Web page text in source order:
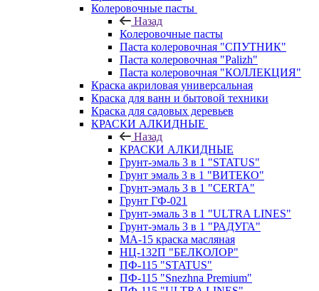
Колеровочные пасты
Назад
Колеровочные пасты
Паста колеровочная "СПУТНИК"
Паста колеровочная "Palizh"
Паста колеровочная "КОЛЛЕКЦИЯ"
Краска акриловая универсальная
Краска для ванн и бытовой техники
Краска для садовых деревьев
КРАСКИ АЛКИДНЫЕ
Назад
КРАСКИ АЛКИДНЫЕ
Грунт-эмаль 3 в 1 "STATUS"
Грунт эмаль 3 в 1 "ВИТЕКО"
Грунт-эмаль 3 в 1 "CERTA"
Грунт ГФ-021
Грунт-эмаль 3 в 1 "ULTRA LINES"
Грунт-эмаль 3 в 1 "РАДУГА"
МА-15 краска масляная
НЦ-132П "БЕЛКОЛОР"
ПФ-115 "STATUS"
ПФ-115 "Snezhna Premium"